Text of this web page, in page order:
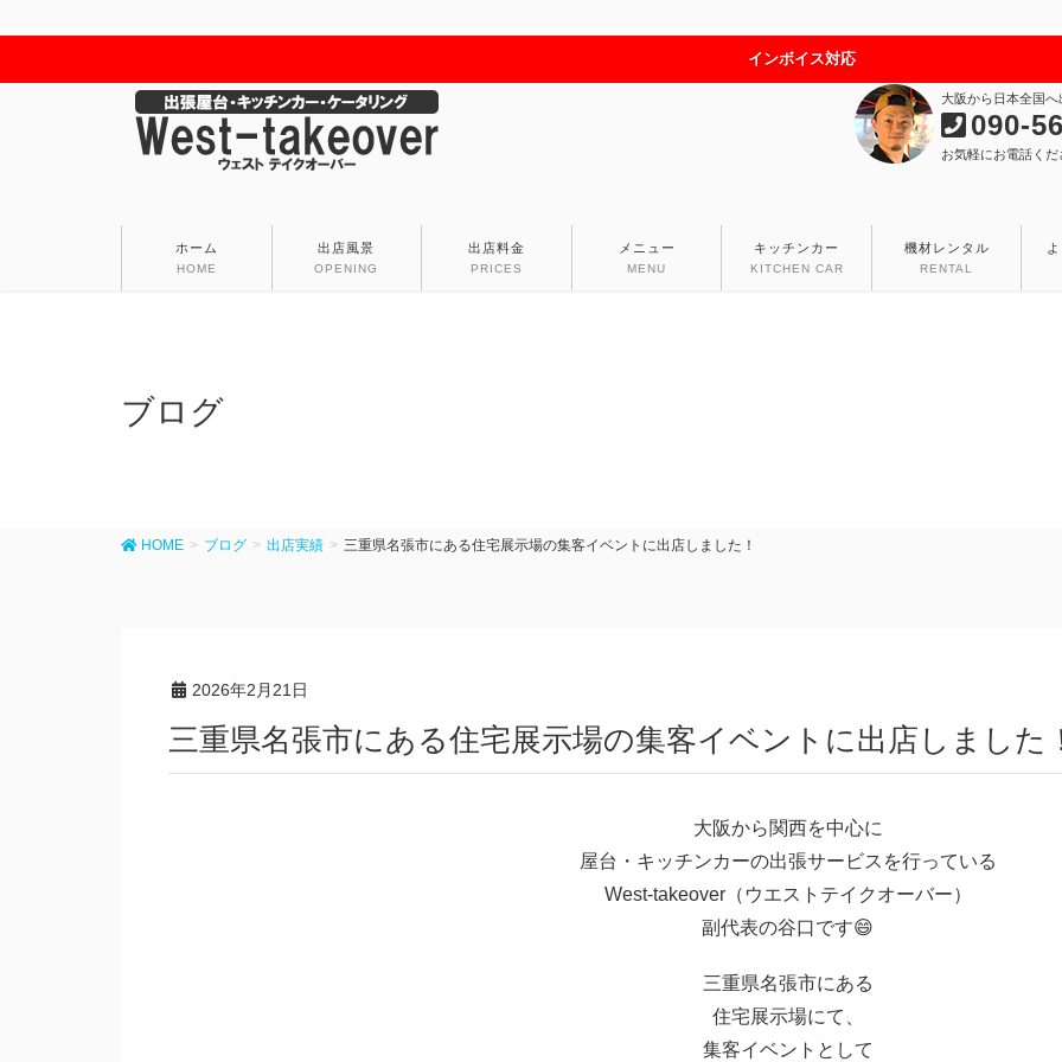
インボイス対応
大阪から日本全国へ
090-
お気軽にお電話くだ
ホーム
HOME
出店風景
OPENING
出店料金
PRICES
メニュー
MENU
キッチンカー
KITCHEN CAR
機材レンタル
RENTAL
ブログ
HOME ブログ 出店実績 三重県名張市にある住宅展示場の集客イベントに出店しました！
2026年2月21日
三重県名張市にある住宅展示場の集客イベントに出店しました
大阪から関西を中心に
屋台・キッチンカーの出張サービスを行っている
West-takeover（ウエストテイクオーバー）
副代表の谷口です😄
三重県名張市にある
住宅展示場にて、
集客イベントとして